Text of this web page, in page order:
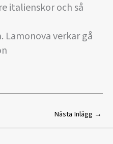
italienskor och så
Lamonova verkar gå
Nästa Inlägg →